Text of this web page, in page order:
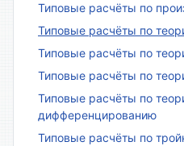
Типовые расчёты по
Типовые расчёты по
Типовые расчёты по
Типовые расчёты по
Типовые расчёты по
дифференцированию
Типовые расчёты по